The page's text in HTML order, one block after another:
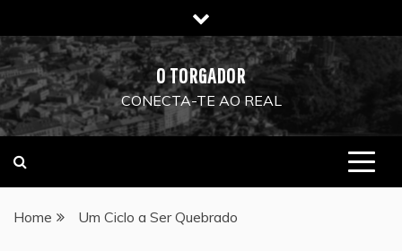
to
content
O TORGADOR
CONECTA-TE AO REAL
Home Um Ciclo a Ser Quebrado